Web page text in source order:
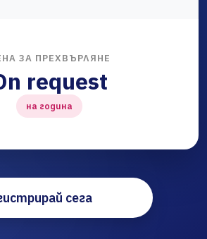
ЗА ПРЕХВЪРЛЯНЕ
request
на година
сега